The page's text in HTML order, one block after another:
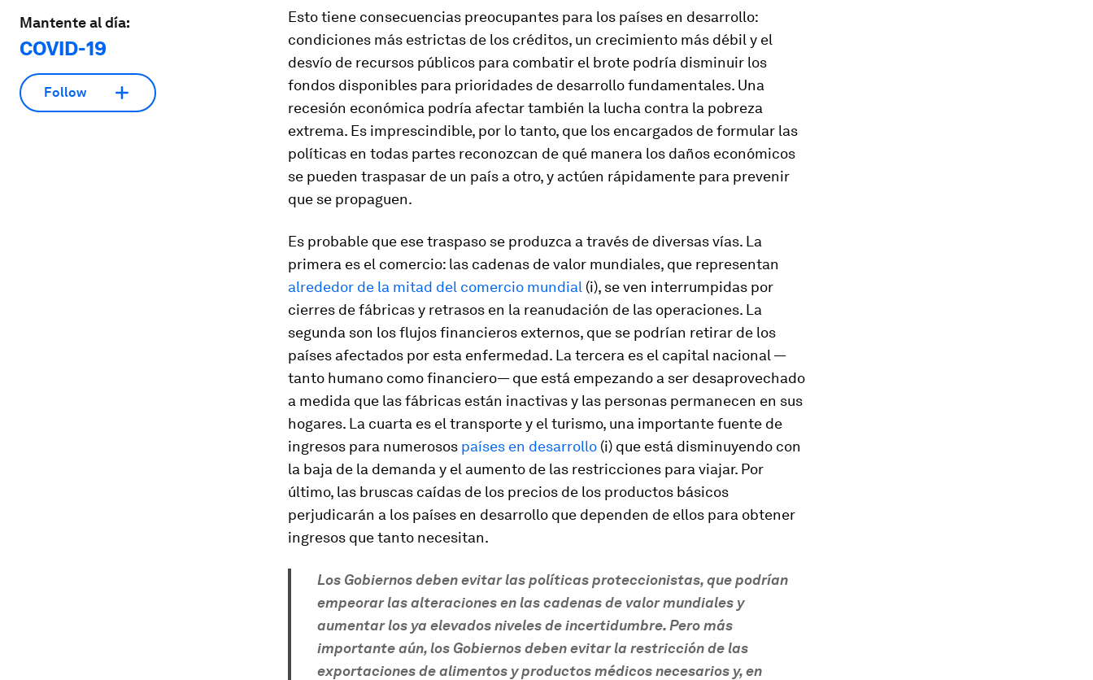
Mantente al día:
COVID-19
Follow
Esto tiene consecuencias preocupantes para los países en desarrollo:
condiciones más estrictas de los créditos, un crecimiento más débil y el
desvío de recursos públicos para combatir el brote podría disminuir los
fondos disponibles para prioridades de desarrollo fundamentales. Una
recesión económica podría afectar también la lucha contra la pobreza
extrema. Es imprescindible, por lo tanto, que los encargados de formular las
políticas en todas partes reconozcan de qué manera los daños económicos
se pueden traspasar de un país a otro, y actúen rápidamente para prevenir
que se propaguen.
Es probable que ese traspaso se produzca a través de diversas vías. La
primera es el comercio: las cadenas de valor mundiales, que representan
alrededor de la mitad del comercio mundial (i), se ven interrumpidas por
cierres de fábricas y retrasos en la reanudación de las operaciones. La
segunda son los flujos financieros externos, que se podrían retirar de los
países afectados por esta enfermedad. La tercera es el capital nacional —
tanto humano como financiero— que está empezando a ser desaprovechado
a medida que las fábricas están inactivas y las personas permanecen en sus
hogares. La cuarta es el transporte y el turismo, una importante fuente de
ingresos para numerosos países en desarrollo (i) que está disminuyendo con
la baja de la demanda y el aumento de las restricciones para viajar. Por
último, las bruscas caídas de los precios de los productos básicos
perjudicarán a los países en desarrollo que dependen de ellos para obtener
ingresos que tanto necesitan.
Los Gobiernos deben evitar las políticas proteccionistas, que podrían
empeorar las alteraciones en las cadenas de valor mundiales y
aumentar los ya elevados niveles de incertidumbre. Pero más
importante aún, los Gobiernos deben evitar la restricción de las
exportaciones de alimentos y productos médicos necesarios y, en